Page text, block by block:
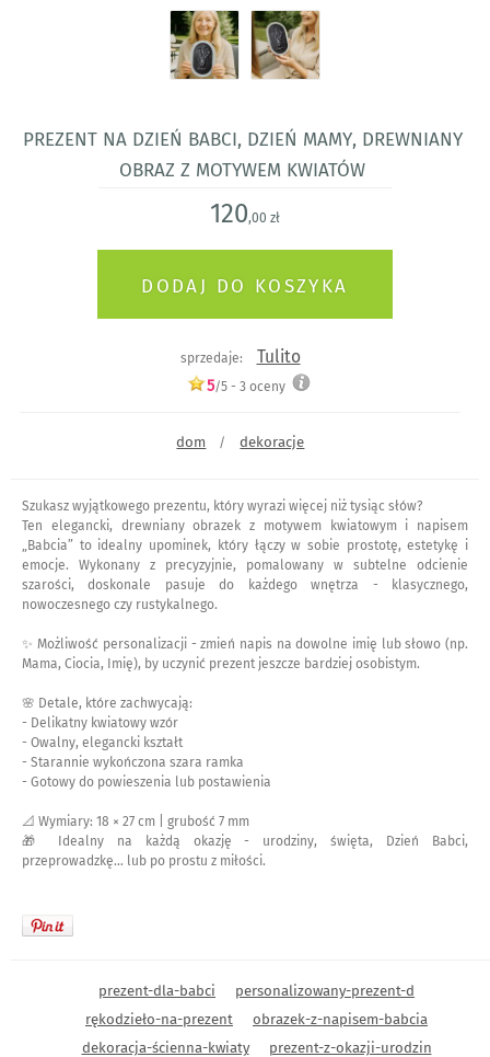
Prezent na Dzień Babci, dzień Mamy, drewniany
obraz z motywem kwiatów
120,00 zł
sprzedaje: Tulito
5/5 - 3oceny
dom / dekoracje
Szukasz wyjątkowego prezentu, który wyrazi więcej niż tysiąc słów?
Ten elegancki, drewniany obrazek z motywem kwiatowym i napisem
„Babcia” to idealny upominek, który łączy w sobie prostotę, estetykę i
emocje. Wykonany z precyzyjnie, pomalowany w subtelne odcienie
szarości, doskonale pasuje do każdego wnętrza - klasycznego,
nowoczesnego czy rustykalnego.
✨ Możliwość personalizacji - zmień napis na dowolne imię lub słowo (np.
Mama, Ciocia, Imię), by uczynić prezent jeszcze bardziej osobistym.
🌸 Detale, które zachwycają:
- Delikatny kwiatowy wzór
- Owalny, elegancki kształt
- Starannie wykończona szara ramka
- Gotowy do powieszenia lub postawienia
📐 Wymiary: 18 × 27 cm | grubość 7 mm
🎁 Idealny na każdą okazję - urodziny, święta, Dzień Babci,
przeprowadzkę… lub po prostu z miłości.
prezent-dla-babci
personalizowany-prezent-d
rękodzieło-na-prezent
obrazek-z-napisem-babcia
dekoracja-ścienna-kwiaty
prezent-z-okazji-urodzin